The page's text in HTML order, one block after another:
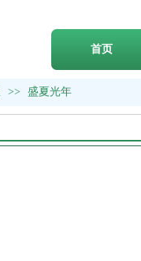
首页
>> 盛夏光年